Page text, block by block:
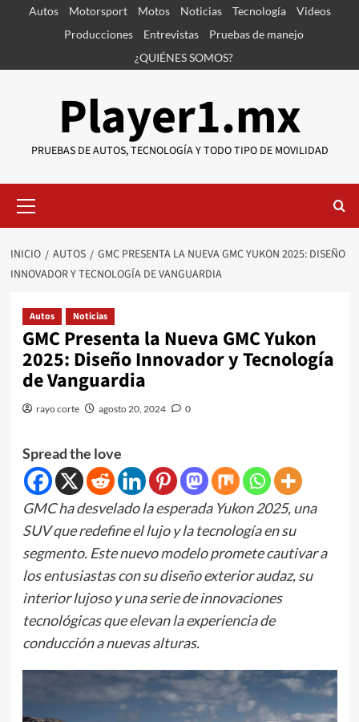
SaltarAutos Motorsport Motos Noticias Tecnología
Videos
Producciones
Entrevistas
Pruebas de manejo
¿QUIÉNES SOMOS?
Player1.mx
PRUEBAS DE AUTOS, TECNOLOGÍA Y TODO TIPO DE MOVILIDAD
primario
INICIO AUTOS
GMC PRESENTA LA NUEVA GMC YUKON 2025: DISEÑO
INNOVADOR Y TECNOLOGÍA DE VANGUARDIA
Autos Noticias
GMC Presenta la Nueva GMC Yukon
2025: Diseño Innovador y Tecnología
de Vanguardia
rayo corte agosto 20, 2024 0
Spread the love
GMC ha desvelado la esperada Yukon 2025, una
SUV que redefine el lujo y la tecnología en su
segmento. Este nuevo modelo promete cautivar a
los entusiastas con su diseño exterior audaz, su
interior lujoso y una serie de innovaciones
tecnológicas que elevan la experiencia de
conducción a nuevas alturas.